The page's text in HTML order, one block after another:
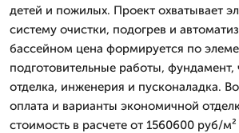
детей и пожилых. Проект охватывает
систему очистки, подогрев и
бассейном цена формируется по
подготовительные работы, фундамент,
отделка, инженерия и пусконаладка.
оплата и варианты экономичной
стоимость в расчете от 1560600 руб/